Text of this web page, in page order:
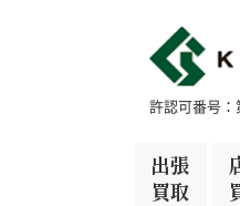
許認可番号：
出張
買取